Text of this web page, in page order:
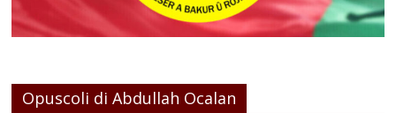
Opuscoli di Abdullah Ocalan